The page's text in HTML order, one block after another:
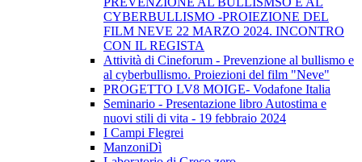
CYBERBULLISMO -PROIEZIONE DEL
FILM NEVE 22 MARZO 2024. INCONTRO
CON IL REGISTA
Attività di Cineforum - Prevenzione al bullismo e
al cyberbullismo. Proiezioni del film "Neve"
PROGETTO LV8 MOIGE- Vodafone Italia
Seminario - Presentazione libro Autostima e
nuovi stili di vita - 19 febbraio 2024
I Campi Flegrei
ManzoniDì